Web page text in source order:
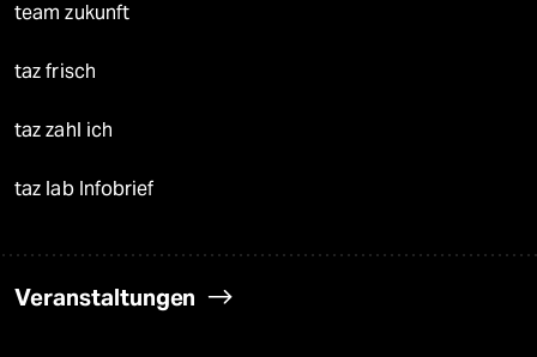
team zukunft
taz frisch
taz zahl ich
taz lab Infobrief
Veranstaltungen